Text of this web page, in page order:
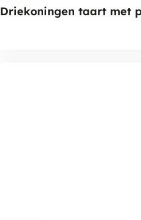
Driekoningen taart met